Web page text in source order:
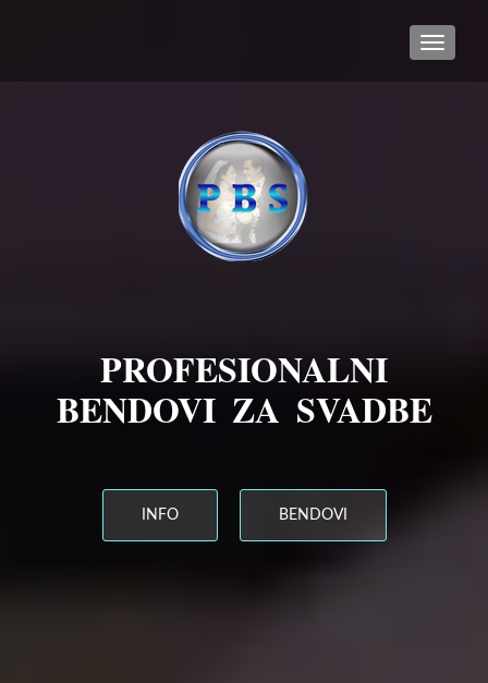
PROFESIONALNI
BENDOVI ZA SVADBE
INFO BENDOVI